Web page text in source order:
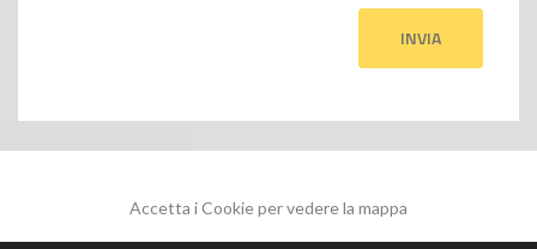
Accetta i Cookie per vedere la mappa